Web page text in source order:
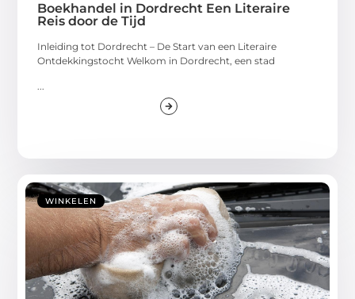
Boekhandel in Dordrecht Een Literaire
Reis door de Tijd
Inleiding tot Dordrecht – De Start van een Literaire
Ontdekkingstocht Welkom in Dordrecht, een stad
...
WINKELEN